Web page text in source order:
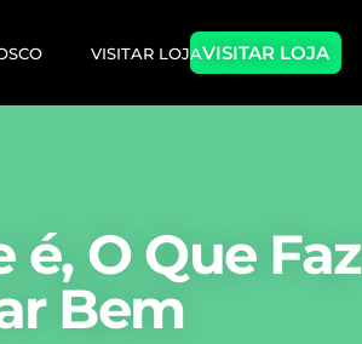
VISITAR LOJAVISITAR LOJA
é, O Que Faz
Bem